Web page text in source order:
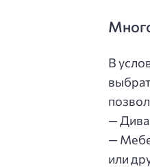
В
—
—
или